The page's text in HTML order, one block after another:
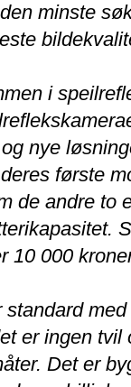
minste
i
nye
første
de andre to
10 000
er ingen
Det er